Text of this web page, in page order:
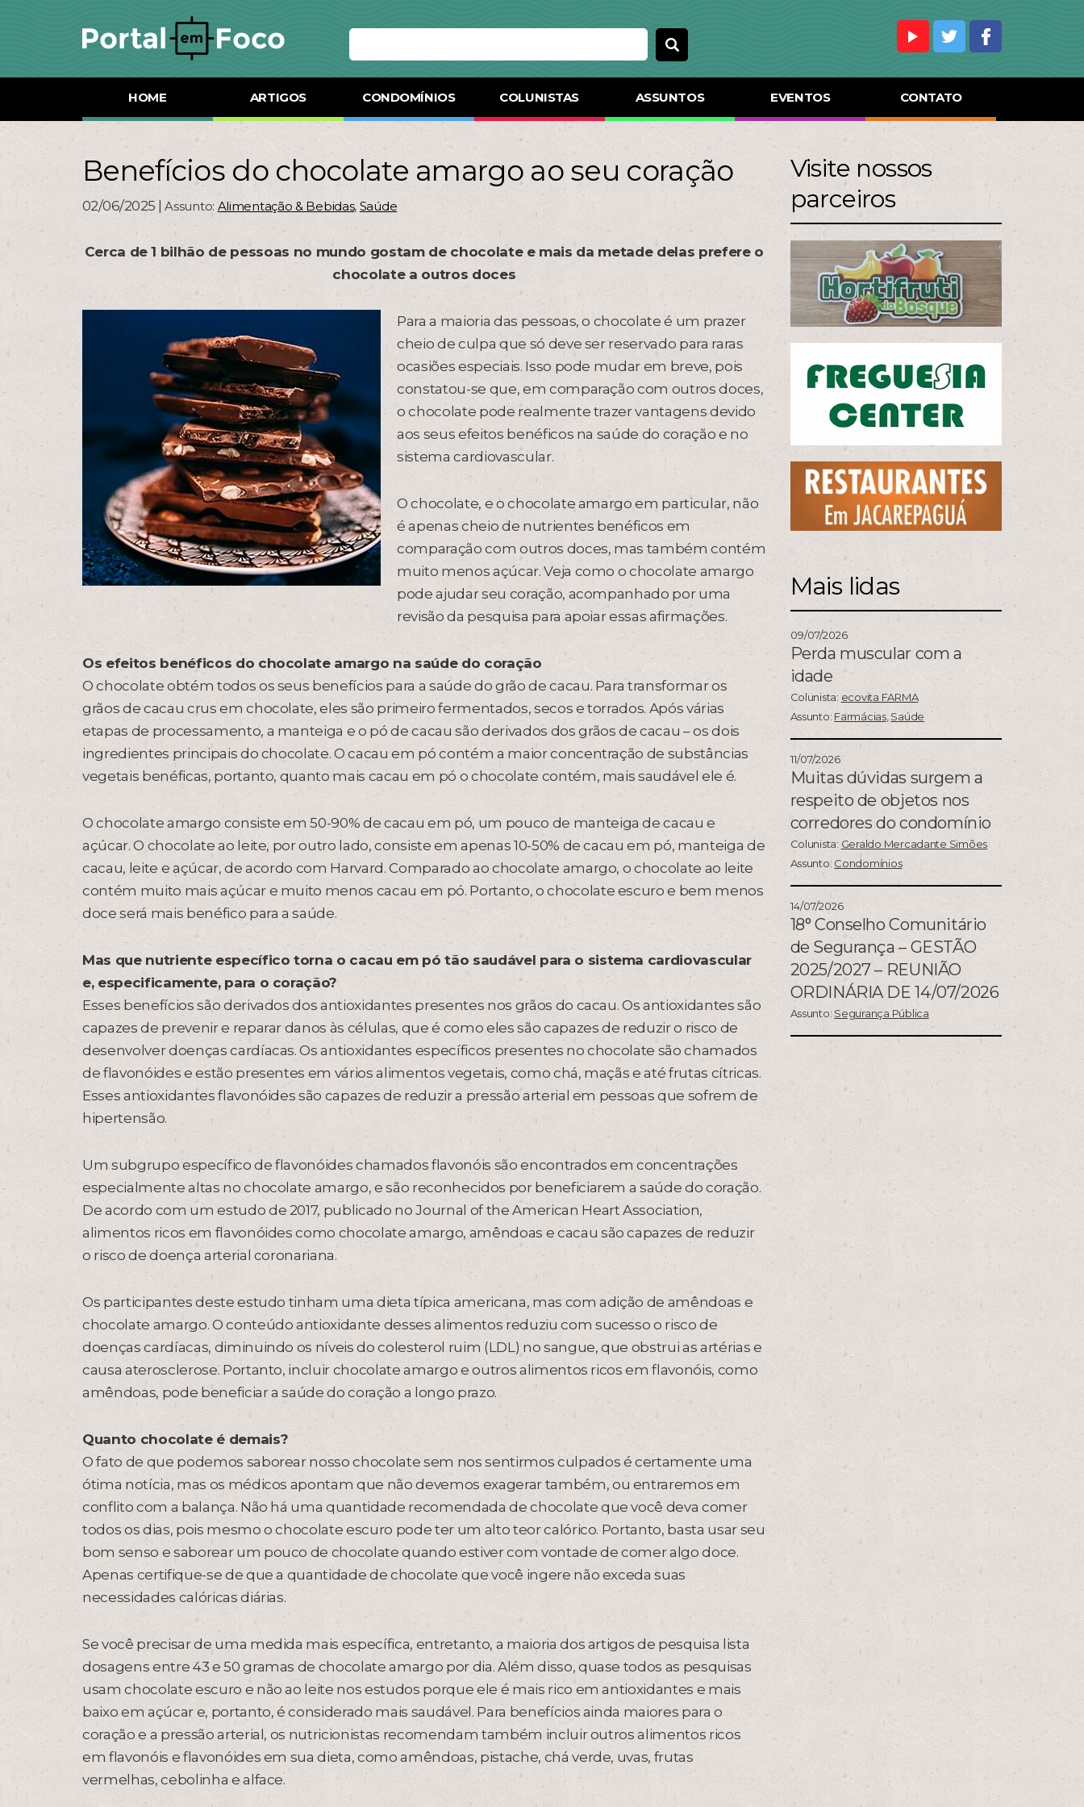
HOME ARTIGOS CONDOMÍNIOS COLUNISTAS ASSUNTOS EVENTOS CONTATO
Benefícios do chocolate amargo ao seu coração
02/06/2025 |Assunto: Alimentação & Bebidas, Saúde
Cerca de 1 bilhão de pessoas no mundo gostam de chocolate e mais da metade delas prefere o
chocolate a outros doces
Para a maioria das pessoas, o chocolate é um prazer
cheio de culpa que só deve ser reservado para raras
ocasiões especiais. Isso pode mudar em breve, pois
constatou-se que, em comparação com outros doces,
o chocolate pode realmente trazer vantagens devido
aos seus efeitos benéficos na saúde do coração e no
sistema cardiovascular.
O chocolate, e o chocolate amargo em particular, não
é apenas cheio de nutrientes benéficos em
comparação com outros doces, mas também contém
muito menos açúcar. Veja como o chocolate amargo
pode ajudar seu coração, acompanhado por uma
revisão da pesquisa para apoiar essas afirmações.
Os efeitos benéficos do chocolate amargo na saúde do coração
O chocolate obtém todos os seus benefícios para a saúde do grão de cacau. Para transformar os
grãos de cacau crus em chocolate, eles são primeiro fermentados, secos e torrados. Após várias
etapas de processamento, a manteiga e o pó de cacau são derivados dos grãos de cacau – os dois
ingredientes principais do chocolate. O cacau em pó contém a maior concentração de substâncias
vegetais benéficas, portanto, quanto mais cacau em pó o chocolate contém, mais saudável ele é.
O chocolate amargo consiste em 50-90% de cacau em pó, um pouco de manteiga de cacau e
açúcar. O chocolate ao leite, por outro lado, consiste em apenas 10-50% de cacau em pó, manteiga de
cacau, leite e açúcar, de acordo com Harvard. Comparado ao chocolate amargo, o chocolate ao leite
contém muito mais açúcar e muito menos cacau em pó. Portanto, o chocolate escuro e bem menos
doce será mais benéfico para a saúde.
Mas que nutriente específico torna o cacau em pó tão saudável para o sistema cardiovascular
e, especificamente, para o coração?
Esses benefícios são derivados dos antioxidantes presentes nos grãos do cacau. Os antioxidantes são
capazes de prevenir e reparar danos às células, que é como eles são capazes de reduzir o risco de
desenvolver doenças cardíacas. Os antioxidantes específicos presentes no chocolate são chamados
de flavonóides e estão presentes em vários alimentos vegetais, como chá, maçãs e até frutas cítricas.
Esses antioxidantes flavonóides são capazes de reduzir a pressão arterial em pessoas que sofrem de
hipertensão.
Um subgrupo específico de flavonóides chamados flavonóis são encontrados em concentrações
especialmente altas no chocolate amargo, e são reconhecidos por beneficiarem a saúde do coração.
De acordo com um estudo de 2017, publicado no Journal of the American Heart Association,
alimentos ricos em flavonóides como chocolate amargo, amêndoas e cacau são capazes de reduzir
o risco de doença arterial coronariana.
Os participantes deste estudo tinham uma dieta típica americana, mas com adição de amêndoas e
chocolate amargo. O conteúdo antioxidante desses alimentos reduziu com sucesso o risco de
doenças cardíacas, diminuindo os níveis do colesterol ruim (LDL) no sangue, que obstrui as artérias e
causa aterosclerose. Portanto, incluir chocolate amargo e outros alimentos ricos em flavonóis, como
amêndoas, pode beneficiar a saúde do coração a longo prazo.
Quanto chocolate é demais?
O fato de que podemos saborear nosso chocolate sem nos sentirmos culpados é certamente uma
ótima notícia, mas os médicos apontam que não devemos exagerar também, ou entraremos em
conflito com a balança. Não há uma quantidade recomendada de chocolate que você deva comer
todos os dias, pois mesmo o chocolate escuro pode ter um alto teor calórico. Portanto, basta usar seu
bom senso e saborear um pouco de chocolate quando estiver com vontade de comer algo doce.
Apenas certifique-se de que a quantidade de chocolate que você ingere não exceda suas
necessidades calóricas diárias.
Se você precisar de uma medida mais específica, entretanto, a maioria dos artigos de pesquisa lista
dosagens entre 43 e 50 gramas de chocolate amargo por dia. Além disso, quase todos as pesquisas
usam chocolate escuro e não ao leite nos estudos porque ele é mais rico em antioxidantes e mais
baixo em açúcar e, portanto, é considerado mais saudável. Para benefícios ainda maiores para o
coração e a pressão arterial, os nutricionistas recomendam também incluir outros alimentos ricos
em flavonóis e flavonóides em sua dieta, como amêndoas, pistache, chá verde, uvas, frutas
vermelhas, cebolinha e alface.
Visite nossos
parceiros
Mais lidas
09/07/2026
Perda muscular com a
idade
Colunista: ecovita FARMA
Assunto: Farmácias,Saúde
11/07/2026
Muitas dúvidas surgem a
respeito de objetos nos
corredores do condomínio
Colunista: Geraldo Mercadante Simões
Assunto: Condomínios
14/07/2026
18° Conselho Comunitário
de Segurança – GESTÃO
2025/2027 – REUNIÃO
ORDINÁRIA DE 14/07/2026
Assunto: Segurança Pública